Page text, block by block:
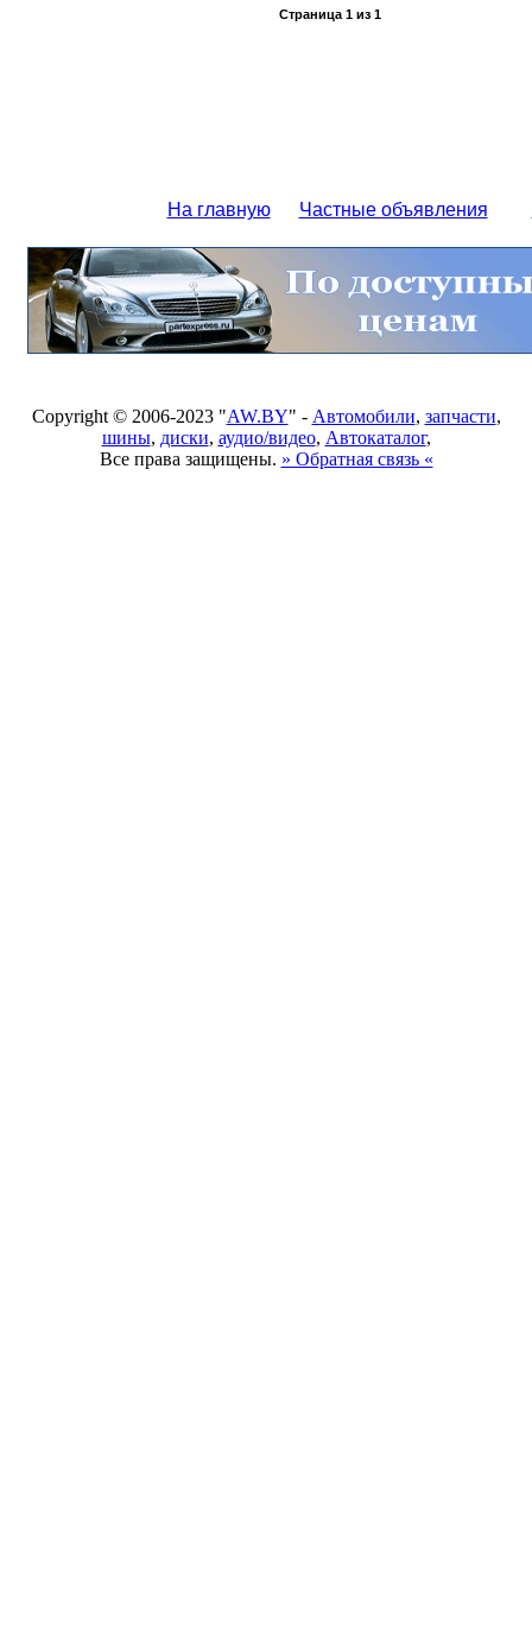
Страница 1из 1
На главную Частные объявления
Copyright © 2006-2023 "AW.BY" - Автомобили, запчасти,
шины, диски, аудио/видео, Автокаталог,
Все права защищены. » Обратная связь «